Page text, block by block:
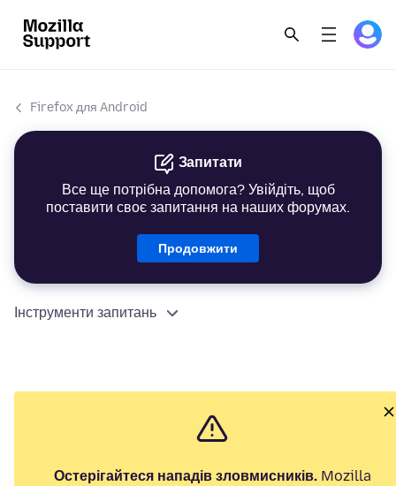
Firefox для Android
Запитати
Все ще потрібна допомога? Увійдіть, щоб
поставити своє запитання на наших форумах.
Продовжити
Інструменти запитань
Остерігайтеся нападів зловмисників.Mozilla